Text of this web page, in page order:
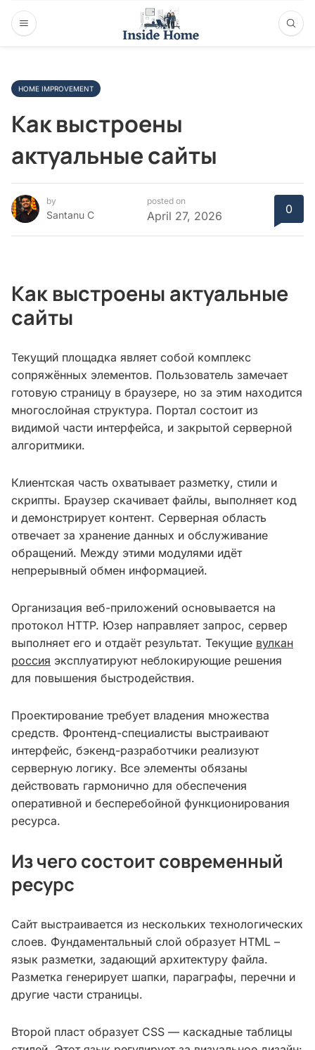
HOME IMPROVEMENT
Как выстроены
актуальные сайты
by
Santanu C
posted on
April 27, 2026 0
Как выстроены актуальные
сайты
Текущий площадка являет собой комплекс
сопряжённых элементов. Пользователь замечает
готовую страницу в браузере, но за этим находится
многослойная структура. Портал состоит из
видимой части интерфейса, и закрытой серверной
алгоритмики.
Клиентская часть охватывает разметку, стили и
скрипты. Браузер скачивает файлы, выполняет код
и демонстрирует контент. Серверная область
отвечает за хранение данных и обслуживание
обращений. Между этими модулями идёт
непрерывный обмен информацией.
Организация веб-приложений основывается на
протокол HTTP. Юзер направляет запрос, сервер
выполняет его и отдаёт результат. Текущие вулкан
россия эксплуатируют неблокирующие решения
для повышения быстродействия.
Проектирование требует владения множества
средств. Фронтенд-специалисты выстраивают
интерфейс, бэкенд-разработчики реализуют
серверную логику. Все элементы обязаны
действовать гармонично для обеспечения
оперативной и бесперебойной функционирования
ресурса.
Из чего состоит современный
ресурс
Сайт выстраивается из нескольких технологических
слоев. Фундаментальный слой образует HTML –
язык разметки, задающий архитектуру файла.
Разметка генерирует шапки, параграфы, перечни и
другие части страницы.
Второй пласт образует CSS — каскадные таблицы